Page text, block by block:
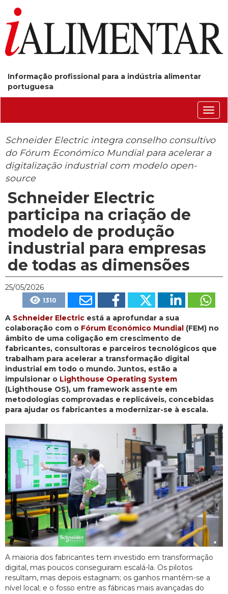
Informação profissional para a indústria alimentar
portuguesa
Schneider Electric integra conselho consultivo
do Fórum Económico Mundial para acelerar a
digitalização industrial com modelo open-
source
Schneider Electric
participa na criação de
modelo de produção
industrial para empresas
de todas as dimensões
25/05/2026
1310
A Schneider Electric está a aprofundar a sua
colaboração com o Fórum Económico Mundial (FEM) no
âmbito de uma coligação em crescimento de
fabricantes, consultoras e parceiros tecnológicos que
trabalham para acelerar a transformação digital
industrial em todo o mundo. Juntos, estão a
impulsionar o Lighthouse Operating System
(Lighthouse OS), um framework assente em
metodologias comprovadas e replicáveis, concebidas
para ajudar os fabricantes a modernizar-se à escala.
A maioria dos fabricantes tem investido em transformação
digital, mas poucos conseguiram escalá-la. Os pilotos
resultam, mas depois estagnam; os ganhos mantêm-se a
nível local; e o fosso entre as fábricas mais avançadas do